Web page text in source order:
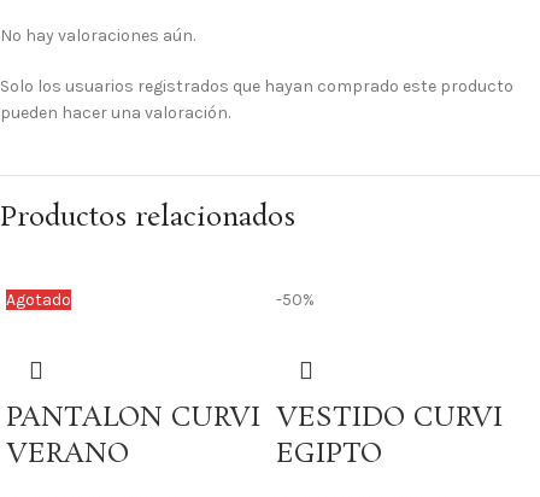
No hay valoraciones aún.
Solo los usuarios registrados que hayan comprado este producto
pueden hacer una valoración.
Productos relacionados
Agotado
PANTALON CURVI
VERANO
-50%
VESTIDO CURVI
EGIPTO